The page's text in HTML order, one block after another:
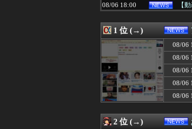
08/06 18:00
【
08/06 17:55
８
08/06 17:53
中国
08/06 17:50
「
08/06 17:44
み
08/06 17:40
大
08/06 17:40
中
08/06 17:30
リ
08/06 17:30
【
08/06 17:29
玉
08/06 17:15
そ
08/06 17:12
【疑
1 位 (→)
08/06
08/06
08/06
08/06
08/06
2 位 (→)